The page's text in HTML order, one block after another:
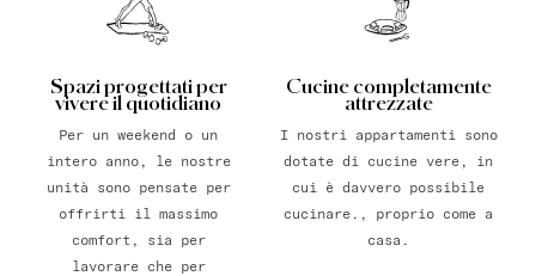
Spazi progettati per
vivere il quotidiano
Per un weekend o un
intero anno, le nostre
unità sono pensate per
offrirti il massimo
comfort, sia per
lavorare che per
Cucine completamente
attrezzate
I nostri appartamenti sono
dotate di cucine vere, in
cui è davvero possibile
cucinare., proprio come a
casa.